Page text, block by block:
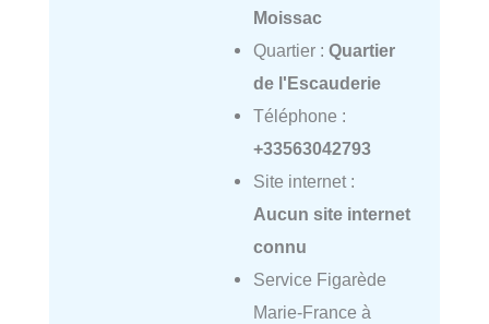
Moissac
Quartier : Quartier
de l'Escauderie
Téléphone :
+33563042793
Site internet :
Aucun site internet
connu
Service Figarède
Marie-France à